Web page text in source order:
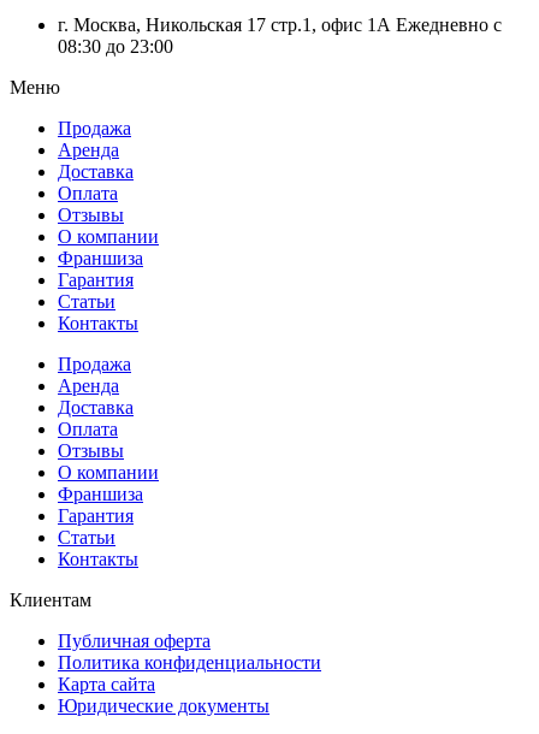
г. Москва, Никольская 17 стр.1, офис 1А Ежедневно с
08:30 до 23:00
Меню
Продажа
Аренда
Доставка
Оплата
Отзывы
О компании
Франшиза
Гарантия
Статьи
Контакты
Продажа
Аренда
Доставка
Оплата
Отзывы
О компании
Франшиза
Гарантия
Статьи
Контакты
Клиентам
Публичная оферта
Политика конфиденциальности
Карта сайта
Юридические документы